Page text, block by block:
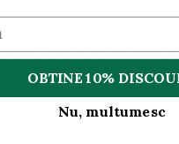
sa savurati pauza magica din
atat de calm, atat de prezent.
OBTINE 10%
Nu, multumesc